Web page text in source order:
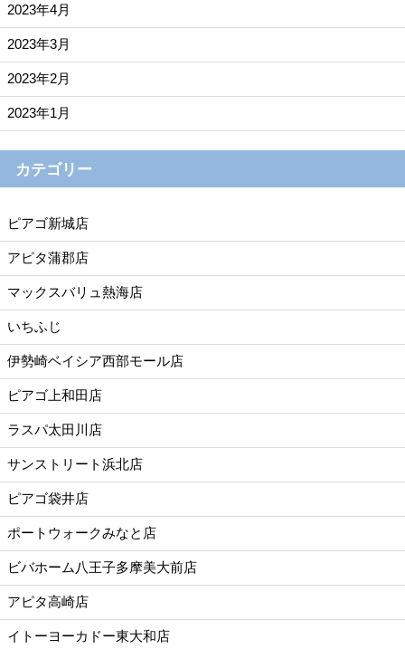
2023年4月
2023年3月
2023年2月
2023年1月
カテゴリー
ピアゴ新城店
アピタ蒲郡店
マックスバリュ熱海店
いちふじ
伊勢崎ベイシア西部モール店
ピアゴ上和田店
ラスパ太田川店
サンストリート浜北店
ピアゴ袋井店
ポートウォークみなと店
ビバホーム八王子多摩美大前店
アピタ高崎店
イトーヨーカドー東大和店